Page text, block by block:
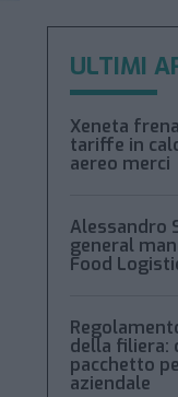
ULTIMI
Xeneta
tariffe in
aereo merci
Alessandro
general
Food
della filiera:
pacchetto
aziendale